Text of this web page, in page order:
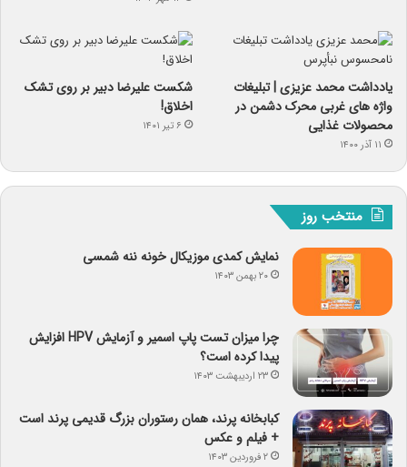
یادداشت محمد عزیزی | تبلیغات
واژه های غربی محرک دشمن در
محصولات غذایی
۱۱ آذر ۱۴۰۰
شکست علیرضا دبیر بر روی تشک
اخلاق!
۶ تیر ۱۴۰۱
منتخب روز
نمایش کمدی موزیکال خونه ننه شمسی
۲۰ بهمن ۱۴۰۳
چرا میزان تست پاپ اسمیر و آزمایش HPV افزایش
پیدا کرده است؟
۲۳ اردیبهشت ۱۴۰۳
کبابخانه پرند، همان رستوران بزرگ قدیمی پرند است
+ فیلم و عکس
۲ فروردین ۱۴۰۳